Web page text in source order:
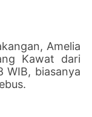
Amelia
Kawat dari
WIB, biasanya